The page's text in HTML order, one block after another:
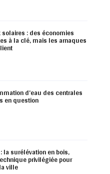
solaires : des économies
à la clé, mais les arnaques
d’eau des centrales
en question
: la surélévation en bois,
privilégiée pour
ville